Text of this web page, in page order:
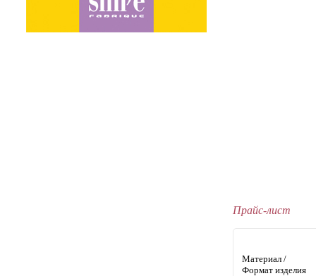
Прайс-лист
Материал /
Формат изделия